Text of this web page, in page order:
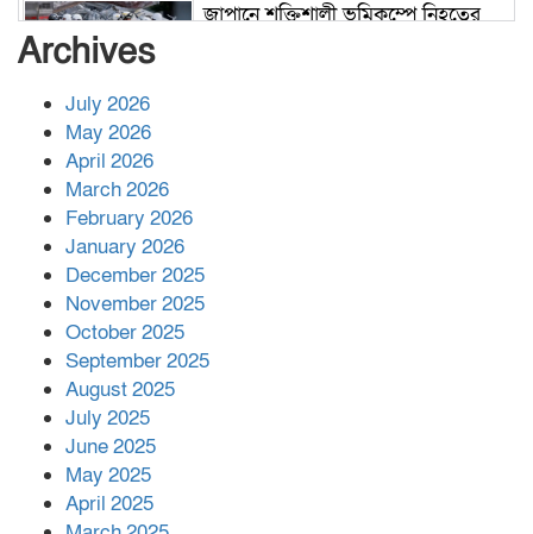
জাপানে শক্তিশালী ভূমিকম্পে নিহতের
পর ফোন তারেক রহমানের,গ্যাস সঙ্কট
Archives
July 2026
May 2026
April 2026
March 2026
February 2026
January 2026
December 2025
November 2025
October 2025
September 2025
August 2025
July 2025
June 2025
May 2025
April 2025